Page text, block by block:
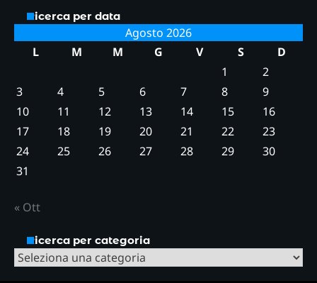
Ricerca per data
Agosto 2026
L
M M G V S
D
1
2
3
4 5 6 7 8
9
10
11 12 13 14 15
16
17
18 19 20 21 22
23
24
25 26 27 28 29
30
31
« Ott
Ricerca per categoria
Ricerca